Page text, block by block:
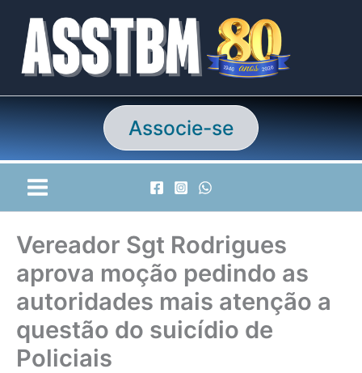
conteúdo
Associe-se
Vereador Sgt Rodrigues
aprova moção pedindo as
autoridades mais atenção a
questão do suicídio de
Policiais